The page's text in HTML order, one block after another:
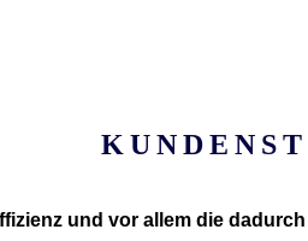
und vor allem die